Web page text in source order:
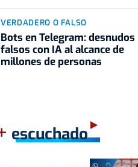
VERDADERO O FALSO
Bots en Telegram: desnudos
falsos con IA al alcance de
millones de personas
escuchado